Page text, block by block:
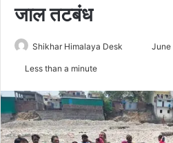
जाल तटबंध
Shikhar Himalaya Desk
SendJune
Less than a minute